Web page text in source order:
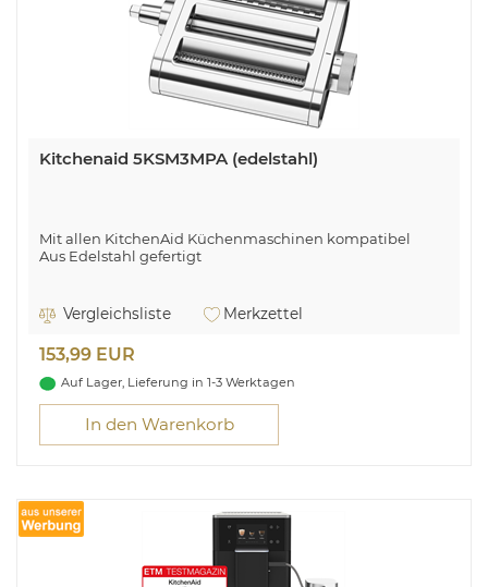
Kitchenaid 5KSM3MPA (edelstahl)
Mit allen KitchenAid Küchenmaschinen kompatibel
Aus Edelstahl gefertigt
Vergleichsliste Merkzettel
153,99 EUR
Auf Lager, Lieferung in 1-3 Werktagen
In den Warenkorb